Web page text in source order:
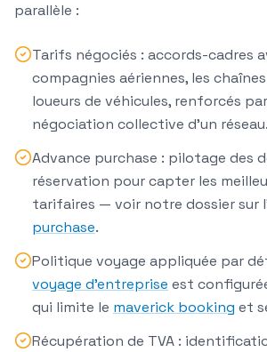
parallèle :
Tarifs négociés : accords-cadres
compagnies aériennes, les
loueurs de véhicules, renforcés
négociation collective d'un réseau.
Advance purchase : pilotage des
réservation pour capter les
tarifaires — voir notre dossier sur
purchase.
Politique voyage appliquée par
voyage d'entreprise est
qui limite le maverick booking et
Récupération de TVA :